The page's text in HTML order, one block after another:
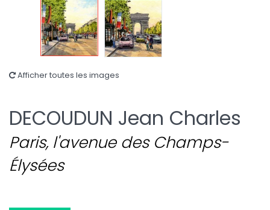
Afficher toutes les images
DECOUDUN Jean Charles
Paris, l'avenue des Champs-
Élysées